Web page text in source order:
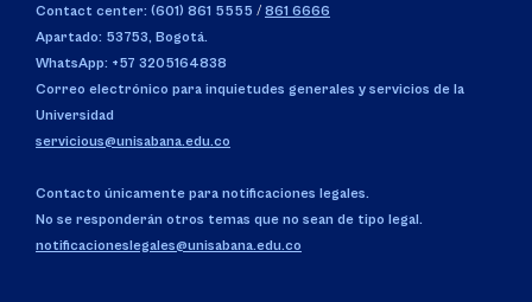
Contact center: (601) 861 5555 / 861 6666
Apartado: 53753, Bogotá.
WhatsApp: +57 3205164838
Correo electrónico para inquietudes generales y servicios de la
Universidad
servicious@unisabana.edu.co
Contacto únicamente para notificaciones legales.
No se responderán otros temas que no sean de tipo legal.
notificacioneslegales@unisabana.edu.co